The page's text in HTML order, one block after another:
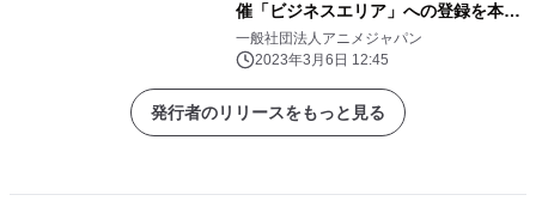
催「ビジネスエリア」への登録を本日
より開始！ アニメビジネスセミナーの
3つのプログラムをオンライン配信！
ビジネスエリア会期：2023年3月27日
(月)・28日(火)
一般社団法人アニメジャパン
2023年3月6日 12:45
発行者のリリースをもっと見る